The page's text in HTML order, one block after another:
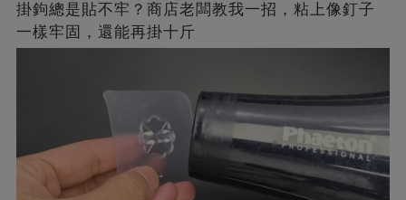
掛鉤總是貼不牢？商店老闆教我一招，粘上像釘子
一樣牢固，還能再掛十斤